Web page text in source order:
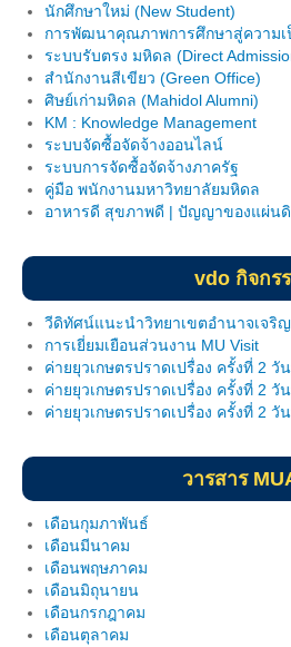
ศูนย์เครือข่าย (อพ.สธ.- มหิดล)
คู่มืองานวิจัย
เอกสารอบรม
ฐานข้อมูลงานวิจัย
ผลงานวิจัยตีพิมพ์
ผลงานโครงการวิจัย
ผลงานวิจัยนำเสนอ
ประกาศ
link
วิทยทรัพยากร
คู่มือความปลอดภัยในห้องปฏิบัติการ
ประกาศ
นักศึกษาใหม่ (New Student)
การพัฒนาคุณภาพการศึกษาสู่ความเ
ระบบรับตรง มหิดล (Direct
สำนักงานสีเขียว (Green Office)
ศิษย์เก่ามหิดล (Mahidol Alumni)
KM : Knowledge Management
ระบบจัดซื้อจัดจ้างออนไลน์
ระบบการจัดซื้อจัดจ้างภาครัฐ
คู่มือ พนักงานมหาวิทยาลัยมหิดล
อาหารดี สุขภาพดี | ปัญญาของแผ่น
vdo กิจกร
วีดิทัศน์แนะนำวิทยาเขตอำนาจเจริญ
การเยี่ยมเยือนส่วนงาน MU Visit
ค่ายยุวเกษตรปราดเปรื่อง ครั้งที่ 2 วั
ค่ายยุวเกษตรปราดเปรื่อง ครั้งที่ 2 วั
ค่ายยุวเกษตรปราดเปรื่อง ครั้งที่ 2 วั
วารสาร
เดือนกุมภาพันธ์
เดือนมีนาคม
เดือนพฤษภาคม
เดือนมิถุนายน
เดือนกรกฎาคม
เดือนตุลาคม